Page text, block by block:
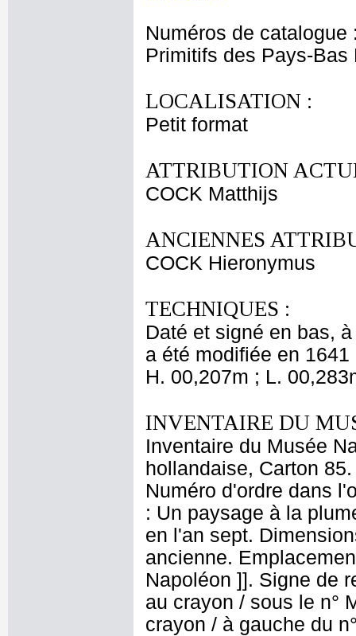
Numéros de catalogue
Primitifs des Pays-Bas
LOCALISATION :
Petit format
ATTRIBUTION
COCK Matthijs
ANCIENNES
COCK Hieronymus
TECHNIQUES :
Daté et signé en bas,
a été modifiée en
H. 00,207m ; L.
INVENTAIRE DU
Inventaire du Musée
hollandaise, Carton
Numéro d'ordre dans
: Un paysage à la
en l'an sept.
ancienne.
Napoléon ]]. Signe de
au crayon / sous le n°
crayon / à gauche du